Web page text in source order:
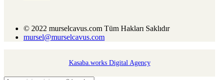
© 2022 murselcavus.com Tüm Hakları Saklıdır
mursel@murselcavus.com
Kasaba.works Digital Agency